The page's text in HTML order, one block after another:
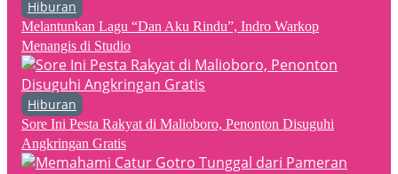
Hiburan
Melantunkan Lagu “Dan Aku Rindu”, Indro Warkop
Menangis di Studio
Hiburan
Sore Ini Pesta Rakyat di Malioboro, Penonton Disuguhi
Angkringan Gratis